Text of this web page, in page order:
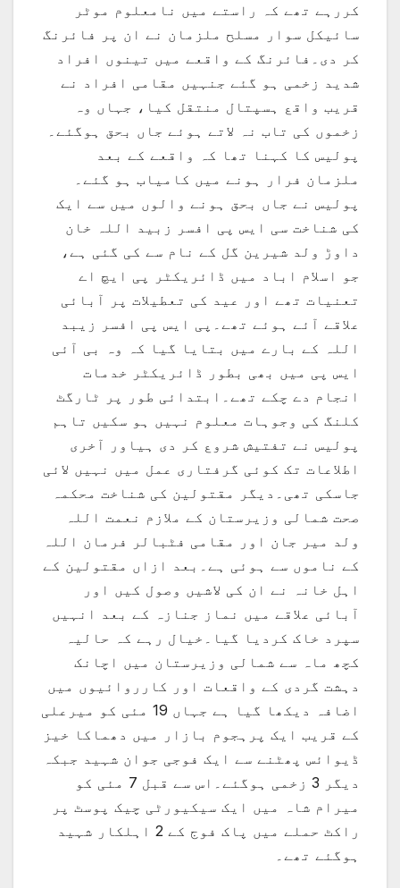
کررہے تھے کہ راستے میں نامعلوم موٹر
سائیکل سوار مسلح ملزمان نے ان پر فائرنگ
کر دی۔فائرنگ کے واقعے میں تینوں افراد
شدید زخمی ہو گئے جنہیں مقامی افراد نے
قریب واقع ہسپتال منتقل کیا، جہاں وہ
زخموں کی تاب نہ لاتے ہوئے جاں بحق ہوگئے۔
پولیس کا کہنا تھا کہ واقعے کے بعد
ملزمان فرار ہونے میں کامیاب ہو گئے۔
پولیس نے جاں بحق ہونے والوں میں سے ایک
کی شناخت سی ایس پی افسر زبید اللہ خان
داوڑ ولد شیرین گل کے نام سے کی گئی ہے،
جو اسلام اباد میں ڈائریکٹر پی ایچ اے
تعنیات تھے اور عید کی تعطیلات پر آبائی
علاقے آئے ہوئے تھے۔پی ایس پی افسر زیبد
اللہ کے بارے میں بتایا گیا کہ وہ بی آئی
ایس پی میں بھی بطور ڈائریکٹر خدمات
انجام دے چکے تھے۔ابتدائی طور پر ٹارگٹ
کلنگ کی وجوہات معلوم نہیں ہو سکیں تاہم
پولیس نے تفتیش شروع کر دی ہیاور آخری
اطلاعات تک کوئی گرفتاری عمل میں نہیں لائی
جاسکی تھی۔دیگر مقتولین کی شناخت محکمہ
صحت شمالی وزیرستان کے ملازم نعمت اللہ
ولد میر جان اور مقامی فٹبالر فرمان اللہ
کے ناموں سے ہوئی ہے۔بعد ازاں مقتولین کے
اہل خانہ نے ان کی لاشیں وصول کیں اور
آبائی علاقے میں نماز جنازہ کے بعد انہیں
سپرد خاک کردیا گیا۔خیال رہے کہ حالیہ
کچھ ماہ سے شمالی وزیرستان میں اچانک
دہشت گردی کے واقعات اور کارروائیوں میں
اضافہ دیکھا گیا ہے جہاں 19 مئی کو میرعلی
کے قریب ایک پرہجوم بازار میں دھماکا خیز
ڈیوائس پھٹنے سے ایک فوجی جوان شہید جبکہ
دیگر 3 زخمی ہوگئے۔اس سے قبل 7 مئی کو
میرام شاہ میں ایک سیکیورٹی چیک پوسٹ پر
راکٹ حملے میں پاک فوج کے 2 اہلکار شہید
ہوگئے تھے۔